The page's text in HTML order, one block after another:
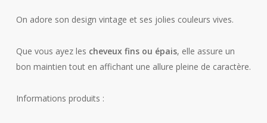
On adore son design vintage et ses jolies couleurs vives.
Que vous ayez les cheveux fins ou épais, elle assure un
bon maintien tout en affichant une allure pleine de caractère.
Informations produits :